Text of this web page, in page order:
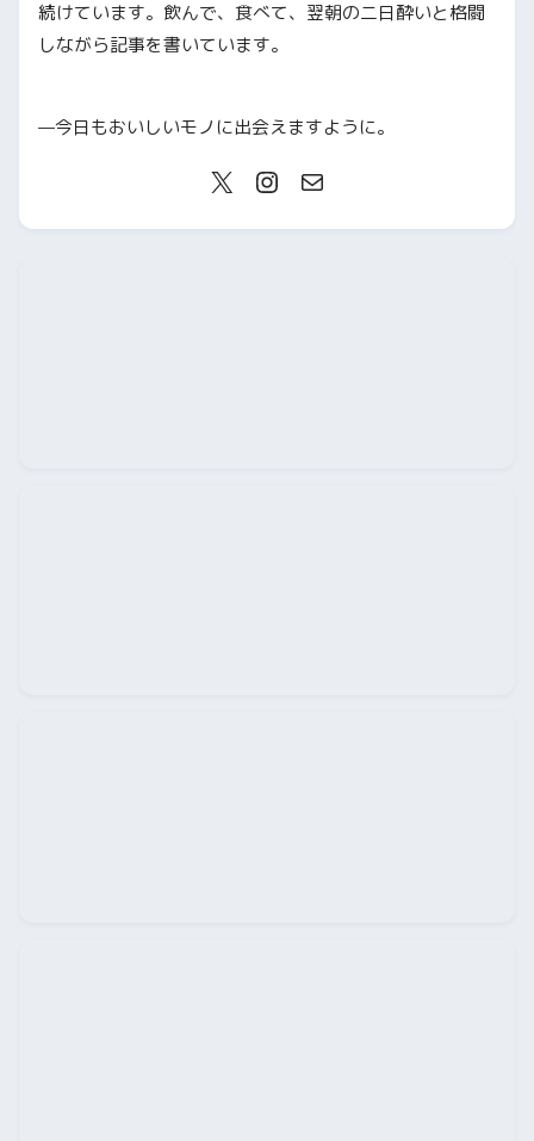
続けています。飲んで、食べて、翌朝の二日酔いと格闘
しながら記事を書いています。
—今日もおいしいモノに出会えますように。